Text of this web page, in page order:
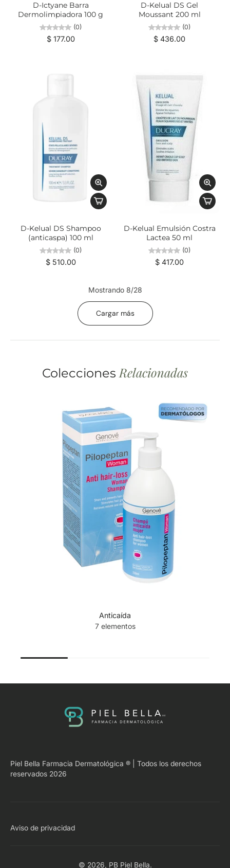
D-Ictyane Barra
Dermolimpiadora 100 g
(0)
$ 177.00
D-Kelual DS Gel
Moussant 200 ml
(0)
$ 436.00
D-Kelual DS Shampoo
(anticaspa) 100 ml
(0)
$ 510.00
D-Kelual Emulsión Costra
Lactea 50 ml
(0)
$ 417.00
Mostrando 8/28
Cargar más
ColeccionesRelacionadas
Anticaída
7 elementos
Piel Bella Farmacia Dermatológica ® | Todos los derechos
reservados 2026
Aviso de privacidad
© 2026, PB Piel Bella.